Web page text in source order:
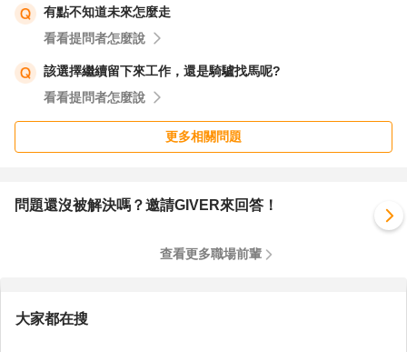
有點不知道未來怎麼走
看看提問者怎麼說
該選擇繼續留下來工作，還是騎驢找馬呢?
看看提問者怎麼說
更多相關問題
問題還沒被解決嗎？邀請GIVER來回答！
查看更多職場前輩
大家都在搜